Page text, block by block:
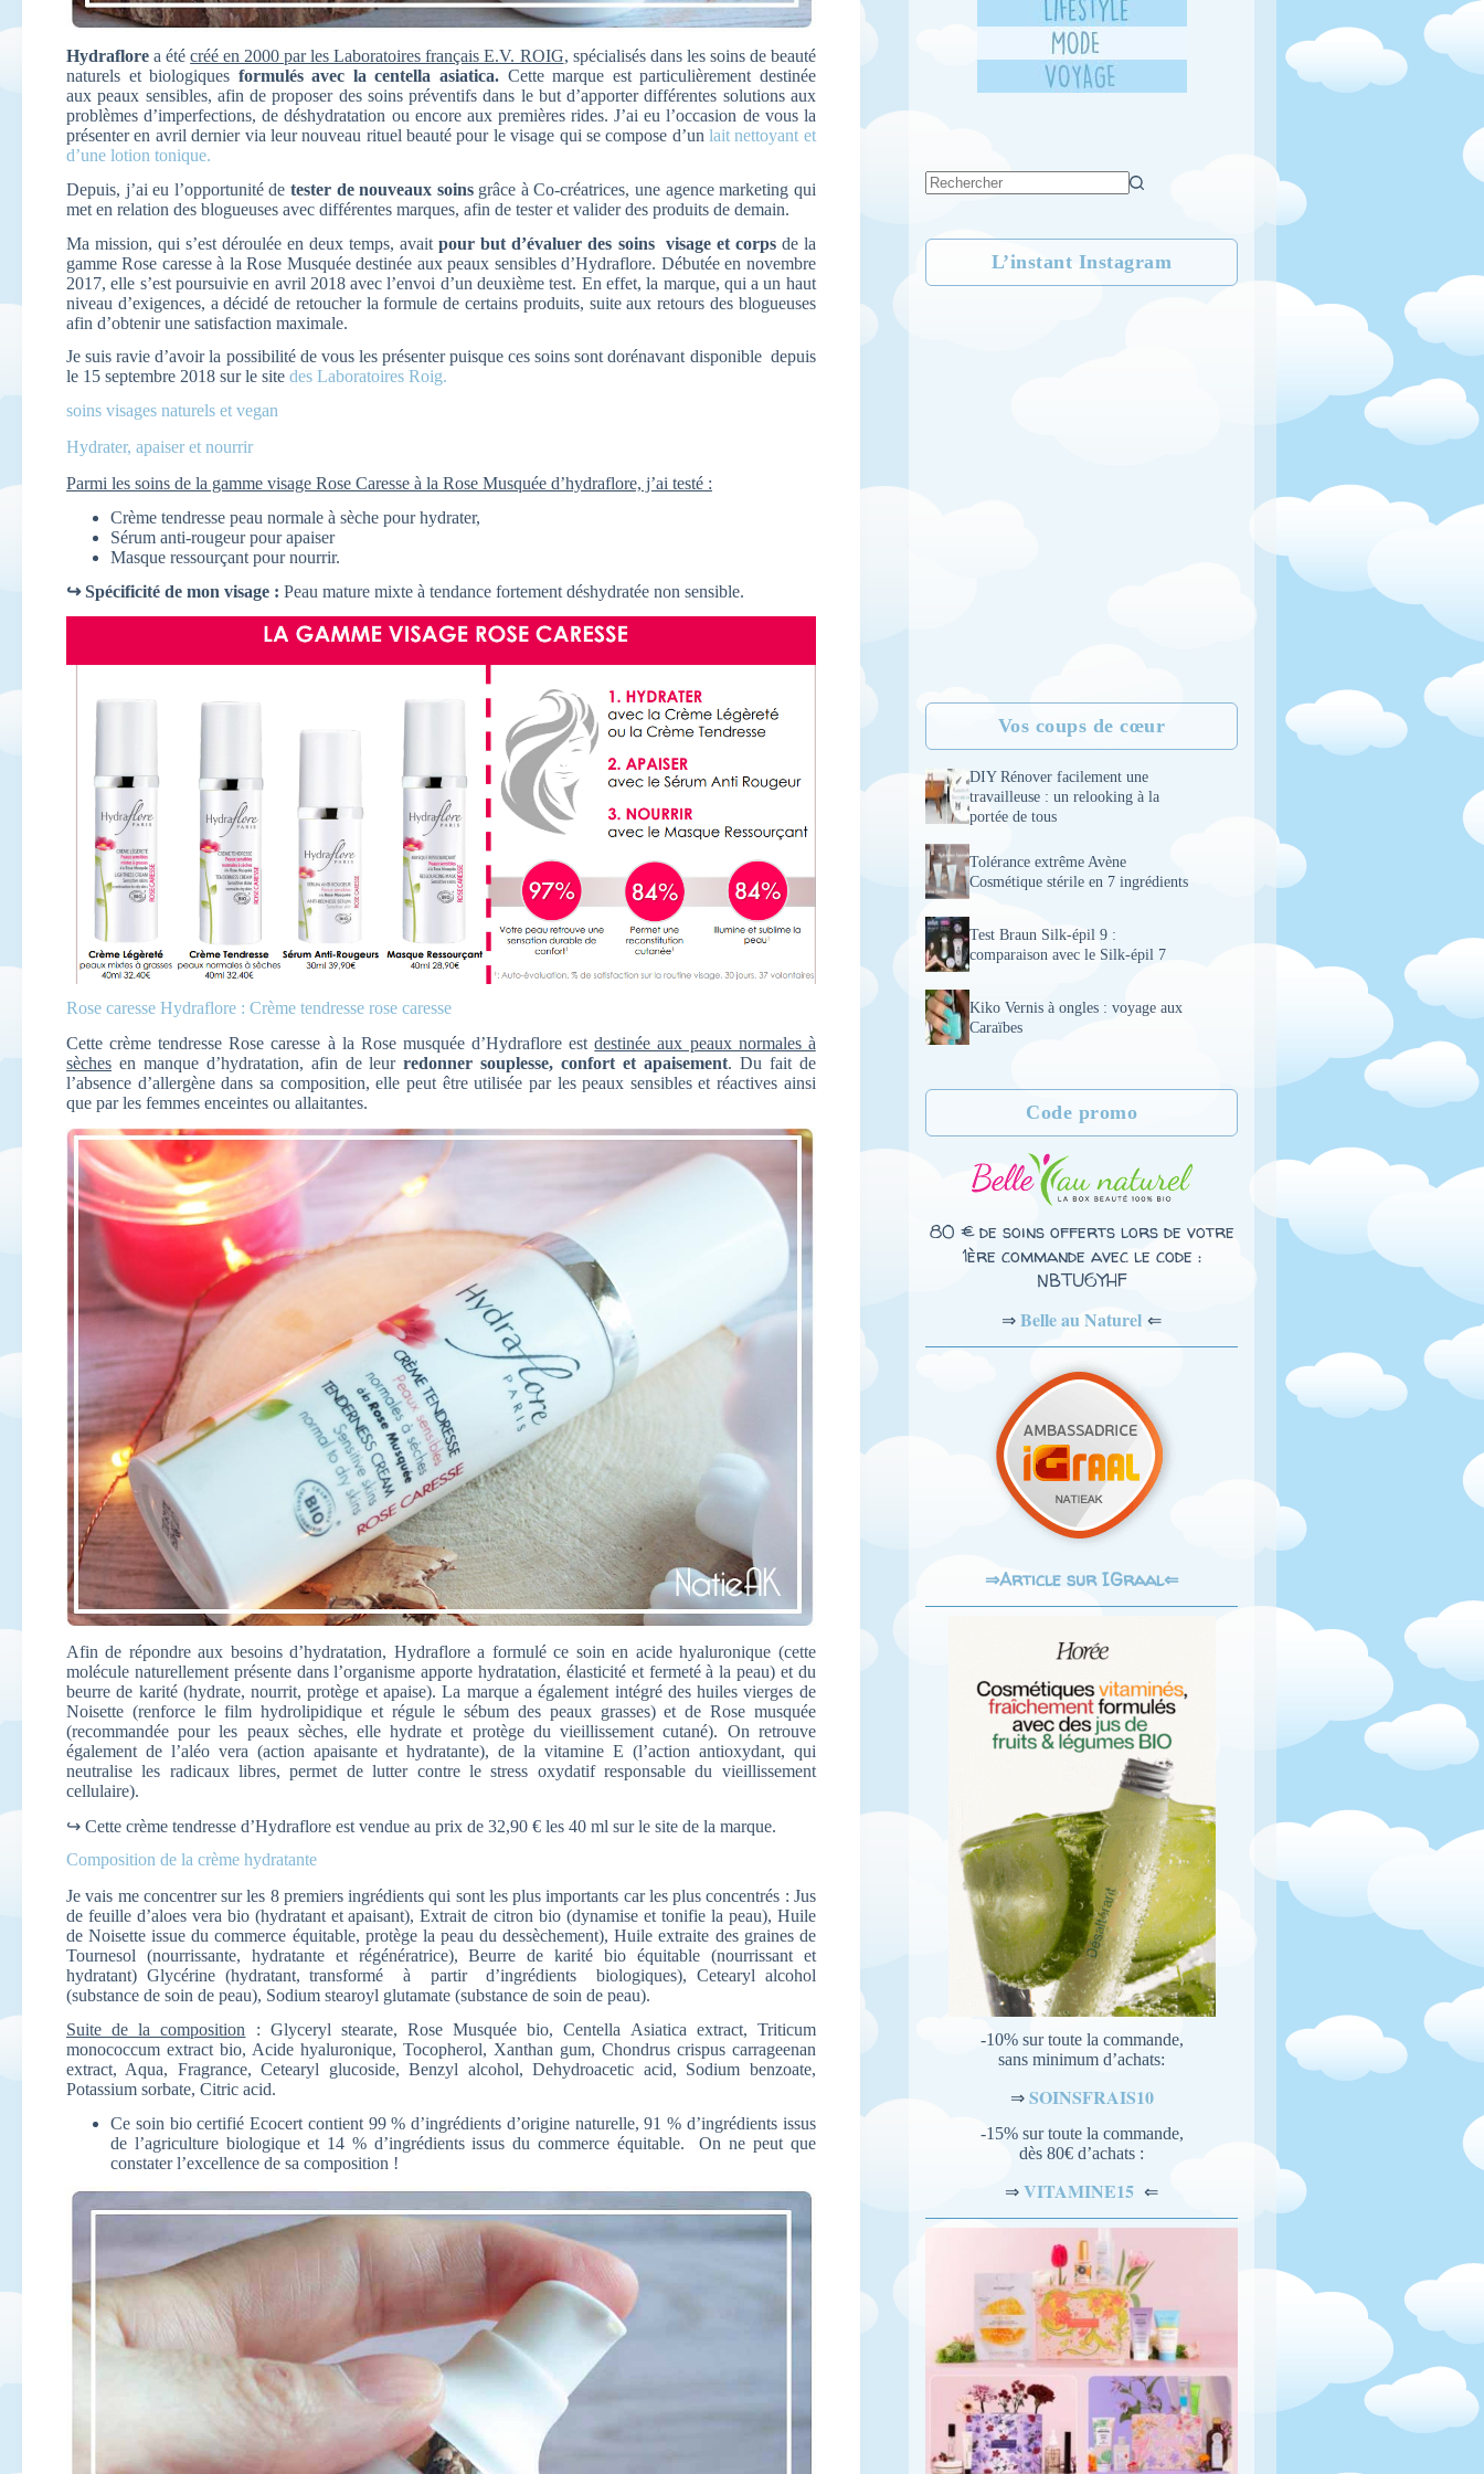
Hydraflore a étécréé en 2000 par les Laboratoires français E.V. ROIG, spécialisés dans les soins de beauté
naturels et biologiques formulés avec la centella asiatica.Cette marque est particulièrement destinée
aux peaux sensibles, afin de proposer des soins préventifs dans le but d’apporter différentes solutions aux
problèmes d’imperfections, de déshydratation ou encore aux premières rides. J’ai eu l’occasion de vous la
présenter en avril dernier via leur nouveau rituel beauté pour le visage qui se compose d’unlait nettoyant et
d’une lotion tonique.
Depuis, j’ai eu l’opportunité de tester de nouveaux soinsgrâce à Co-créatrices, une agence marketing qui
met en relation des blogueuses avec différentes marques, afin de tester et valider des produits de demain.
Ma mission, qui s’est déroulée en deux temps, avaitpour but d’évaluer des soins visage et corpsde la
gamme Rose caresse à la Rose Musquée destinée aux peaux sensibles d’Hydraflore. Débutée en novembre
2017, elle s’est poursuivie en avril 2018 avec l’envoi d’un deuxième test. En effet, la marque, qui a un haut
niveau d’exigences, a décidé de retoucher la formule de certains produits, suite aux retours des blogueuses
afin d’obtenir une satisfaction maximale.
Je suis ravie d’avoir la possibilité de vous les présenter puisque ces soins sont dorénavant disponible depuis
le 15 septembre 2018 sur le site des Laboratoires Roig.
soins visages naturels et vegan
Hydrater, apaiser et nourrir
Parmi les soins de la gamme visage Rose Caresse à la Rose Musquée d’hydraflore, j’ai testé :
Crème tendresse peau normale à sèche pour hydrater,
Sérum anti-rougeur pour apaiser
Masque ressourçant pour nourrir.
↪ Spécificité de mon visage : Peau mature mixte à tendance fortement déshydratée non sensible.
Rose caresse Hydraflore : Crème tendresse rose caresse
Cette crème tendresse Rose caresse à la Rose musquée d’Hydraflore estdestinée aux peaux normales à
sèches en manque d’hydratation, afin de leurredonner souplesse, confort et apaisement. Du fait de
l’absence d’allergène dans sa composition, elle peut être utilisée par les peaux sensibles et réactives ainsi
que par les femmes enceintes ou allaitantes.
Afin de répondre aux besoins d’hydratation, Hydraflore a formulé ce soin en acide hyaluronique (cette
molécule naturellement présente dans l’organisme apporte hydratation, élasticité et fermeté à la peau) et du
beurre de karité (hydrate, nourrit, protège et apaise). La marque a également intégré des huiles vierges de
Noisette (renforce le film hydrolipidique et régule le sébum des peaux grasses) et de Rose musquée
(recommandée pour les peaux sèches, elle hydrate et protège du vieillissement cutané). On retrouve
également de l’aléo vera (action apaisante et hydratante), de la vitamine E (l’action antioxydant, qui
neutralise les radicaux libres, permet de lutter contre le stress oxydatif responsable du vieillissement
cellulaire).
↪ Cette crème tendresse d’Hydraflore est vendue au prix de 32,90 € les 40 ml sur le site de la marque.
Composition de la crème hydratante
Je vais me concentrer sur les 8 premiers ingrédients qui sont les plus importants car les plus concentrés : Jus
de feuille d’aloes vera bio (hydratant et apaisant), Extrait de citron bio (dynamise et tonifie la peau), Huile
de Noisette issue du commerce équitable, protège la peau du dessèchement), Huile extraite des graines de
Tournesol (nourrissante, hydratante et régénératrice), Beurre de karité bio équitable (nourrissant et
hydratant) Glycérine (hydratant, transformé à partir d’ingrédients biologiques), Cetearyl alcohol
(substance de soin de peau), Sodium stearoyl glutamate (substance de soin de peau).
Suite de la composition : Glyceryl stearate, Rose Musquée bio, Centella Asiatica extract, Triticum
monococcum extract bio, Acide hyaluronique, Tocopherol, Xanthan gum, Chondrus crispus carrageenan
extract, Aqua, Fragrance, Cetearyl glucoside, Benzyl alcohol, Dehydroacetic acid, Sodium benzoate,
Potassium sorbate, Citric acid.
Ce soin bio certifié Ecocert contient 99 % d’ingrédients d’origine naturelle, 91 % d’ingrédients issus
de l’agriculture biologique et 14 % d’ingrédients issus du commerce équitable. On ne peut que
constater l’excellence de sa composition !
L’instant Instagram
Vos coups de cœur
DIY Rénover facilement une
travailleuse : un relooking à la
portée de tous
Tolérance extrême Avène
Cosmétique stérile en 7 ingrédients
Test Braun Silk-épil 9 :
comparaison avec le Silk-épil 7
Kiko Vernis à ongles : voyage aux
Caraïbes
Code promo
80 € de soins offerts lors de votre
1ère commande avec le code :
NBTU6YHF
⇒Belle au Naturel ⇐
⇒Article sur IGraal⇐
-10% sur toute la commande,
sans minimum d’achats:
⇒ SOINSFRAIS10
-15% sur toute la commande,
dès 80€ d’achats :
⇒VITAMINE15 ⇐